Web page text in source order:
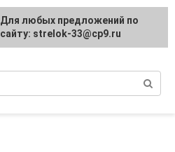
работы и
Для любых предложений по
сайту: strelok-33@cp9.ru
Для любых предложений по
сайту: strelok-33@cp9.ru